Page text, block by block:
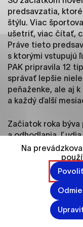
predsavzatia,
štýlu. Viac
ušetriť, viac čítať,
Práve tieto
s ktorými vstupujú
PAK pripravila 12
správať lepšie
peňaženke, ale aj
a každý ďalší
Začiatok roka býva
a odhodlania.
ENVI – PAK
Slovenskom a
odpadu, ale aj o
„Aj preto sme na
predsavzatí, ktoré
zmene. Veríme, že
nový rok lepšie,
Na
ako je navigácia
zabezpečeným
týchto súborov
fungovať.
Analytické cookies
Analytické
stránok
používajú, aby
zbierajú
konkrétnou
Uložiť
Viac